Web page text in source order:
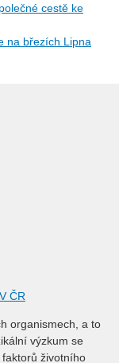
cestě ke
na březích Lipna
ČR
organismech, a to
výzkum se
životního